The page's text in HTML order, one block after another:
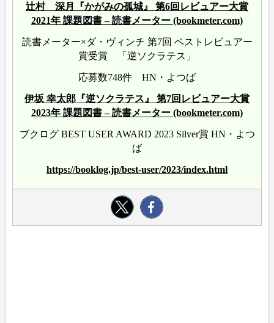
辻村 深月『かがみの孤城』 第6回レビュアー大賞
2021年 課題図書 – 読書メーター (bookmeter.com)
読書メーター×ダ・ヴィンチ 第7回 ベストレビュアー
賞受賞 「逆ソクラテス」
応募数748件 HN・よつば
伊坂 幸太郎『逆ソクラテス』 第7回レビュアー大賞
2023年 課題図書 – 読書メーター (bookmeter.com)
ブクログ BEST USER AWARD 2023 Silver賞 HN・よつ
ば
https://booklog.jp/best-user/2023/index.html